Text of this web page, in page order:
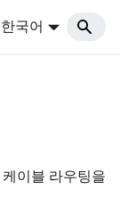
한국어
이블 라우팅을